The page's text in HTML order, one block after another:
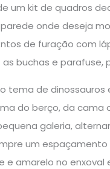
um kit de quadros
parede onde deseja
de furação com
as buchas e
tema de
do berço, da
galeria,
um espaçamento
e amarelo no